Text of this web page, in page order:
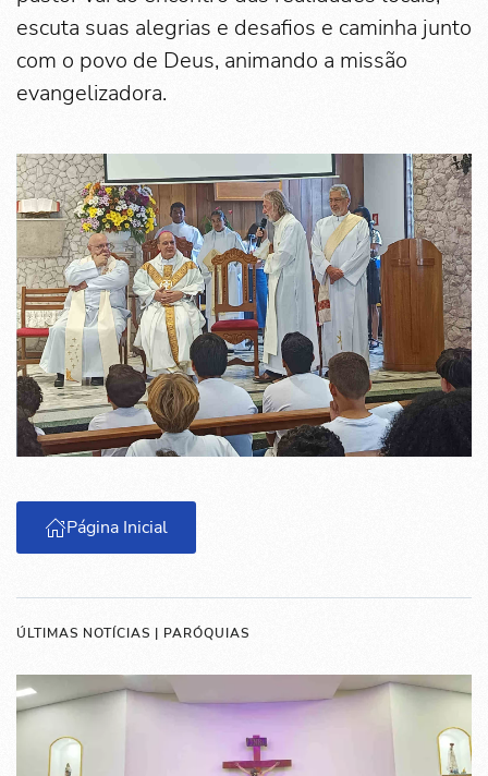
escuta suas alegrias e desafios e caminha junto
com o povo de Deus, animando a missão
evangelizadora.
Página Inicial
ÚLTIMAS NOTÍCIAS | PARÓQUIAS